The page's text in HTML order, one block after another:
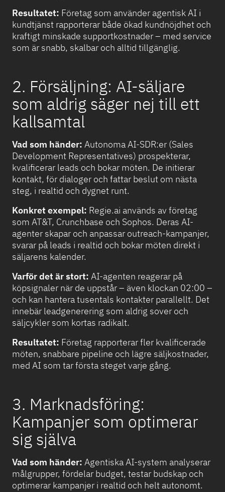
Resultatet: Företag som använder agentisk AI i
kundtjänst rapporterar både ökad kundnöjdhet och
kraftigt minskade supportkostnader – med service
som är snabb, skalbar och alltid tillgänglig.
2. Försäljning: AI-säljare
som aldrig säger nej till ett
kallsamtal
Vad som händer: Autonoma AI-SDR:er (Sales
Development Representatives) prospekterar,
kvalificerar leads och bokar möten. De initierar
kontakt, för dialoger och fattar beslut om nästa
steg, i realtid och dygnet runt.
Konkret exempel: Regie.ai används av företag
som AT&T, Crunchbase och Sophos. Deras AI-
agenter skapar och anpassar outreach-kampanjer,
svarar på leads i realtid och bokar möten direkt i
säljarens kalender.
Varför det är stort: AI-agenten reagerar på
köpsignaler när de uppstår – även klockan 02:00 –
och kan hantera tusentals kontakter parallellt. Det
innebär leadgenerering som aldrig sover och
säljcykler som kortas radikalt.
Resultatet: Företag rapporterar fler kvalificerade
möten, snabbare pipeline och lägre säljkostnader,
med AI som tar första steget varje gång.
3. Marknadsföring:
Kampanjer som optimerar
sig själva
Vad som händer: Agentiska AI-system analyserar
målgrupper, fördelar budget, testar budskap och
optimerar kampanjer i realtid och helt autonomt.